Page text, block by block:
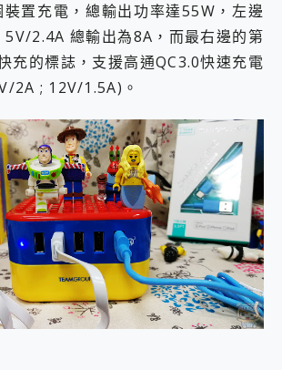
置充電，總輸出功率達55W，左邊
5V/2.4A 總輸出為8A，而最右邊的第
充的標誌，支援高通QC3.0快速充電
2A ; 12V/1.5A)。